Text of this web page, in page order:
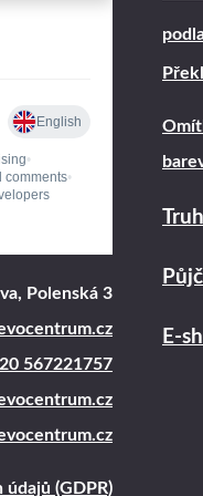
Polenská 3
567221757
(GDPR)
E-